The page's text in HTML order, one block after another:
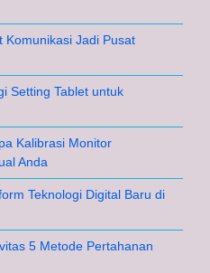
Komunikasi Jadi Pusat
Setting Tablet untuk
Kalibrasi Monitor
Anda
Teknologi Digital Baru di
5 Metode Pertahanan